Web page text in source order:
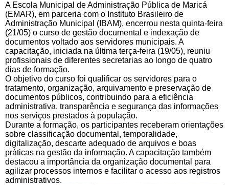
A Escola Municipal de Administração Pública de Maricá
(EMAR), em parceria com o Instituto Brasileiro de
Administração Municipal (IBAM), encerrou nesta quinta-feira
(21/05) o curso de gestão documental e indexação de
documentos voltado aos servidores municipais. A
capacitação, iniciada na última terça-feira (19/05), reuniu
profissionais de diferentes secretarias ao longo de quatro
dias de formação.
O objetivo do curso foi qualificar os servidores para o
tratamento, organização, arquivamento e preservação de
documentos públicos, contribuindo para a eficiência
administrativa, transparência e segurança das informações
nos serviços prestados à população.
Durante a formação, os participantes receberam orientações
sobre classificação documental, temporalidade,
digitalização, descarte adequado de arquivos e boas
práticas na gestão da informação. A capacitação também
destacou a importância da organização documental para
agilizar processos internos e facilitar o acesso aos registros
administrativos.